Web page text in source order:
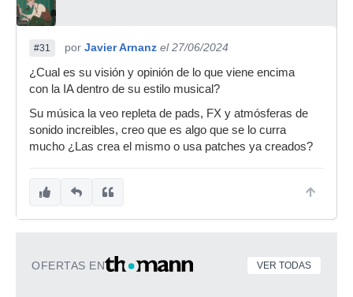
#31 por Javier Arnanz el 27/06/2024
¿Cual es su visión y opinión de lo que viene encima
con la IA dentro de su estilo musical?
Su música la veo repleta de pads, FX y atmósferas de
sonido increibles, creo que es algo que se lo curra
mucho ¿Las crea el mismo o usa patches ya creados?
OFERTAS EN VER TODAS